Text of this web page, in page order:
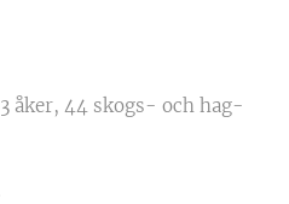
åker, 44 skogs- och hag-